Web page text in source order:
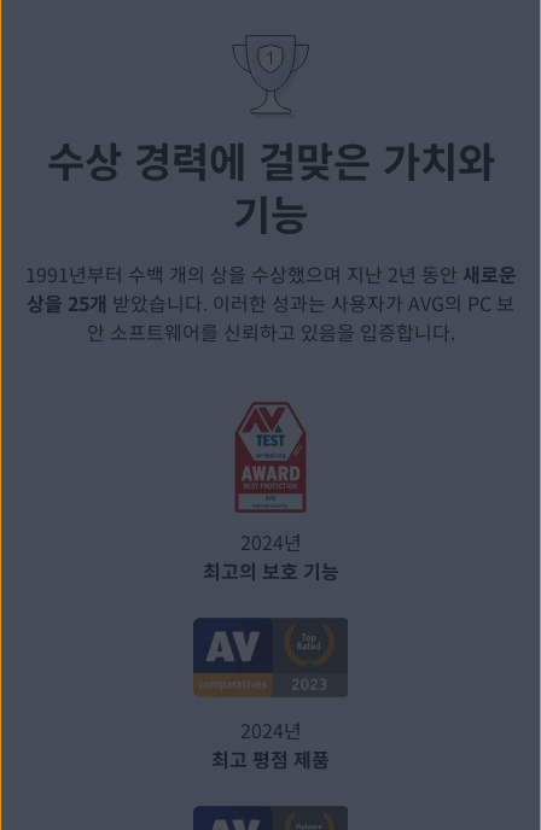
수상 경력에 걸맞은 가치와
기능
1991년부터 수백 개의 상을 수상했으며 지난 2년 동안 새로운
상을 25개 받았습니다. 이러한 성과는 사용자가 AVG의 PC 보
안 소프트웨어를 신뢰하고 있음을 입증합니다.
2024년
최고의 보호 기능
2024년
최고 평점 제품